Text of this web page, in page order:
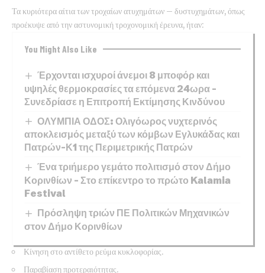
Τα κυριότερα αίτια των τροχαίων ατυχημάτων – δυστυχημάτων, όπως
προέκυψε από την αστυνομική τροχονομική έρευνα, ήταν:
You Might Also Like
Έρχονται ισχυροί άνεμοι 8 μποφόρ και
υψηλές θερμοκρασίες τα επόμενα 24ωρα –
Συνεδρίασε η Επιτροπή Εκτίμησης Κινδύνου
ΟΛΥΜΠΙΑ ΟΔΟΣ: Ολιγόωρος νυχτερινός
αποκλεισμός μεταξύ των κόμβων Εγλυκάδας και
Πατρών-Κ1 της Περιμετρικής Πατρών
Ένα τριήμερο γεμάτο πολιτισμό στον Δήμο
Κορινθίων – Στο επίκεντρο το πρώτο Kalamia
Festival
Πρόσληψη τριών ΠΕ Πολιτικών Μηχανικών
στον Δήμο Κορινθίων
Κίνηση στο αντίθετο ρεύμα κυκλοφορίας.
Παραβίαση προτεραιότητας.